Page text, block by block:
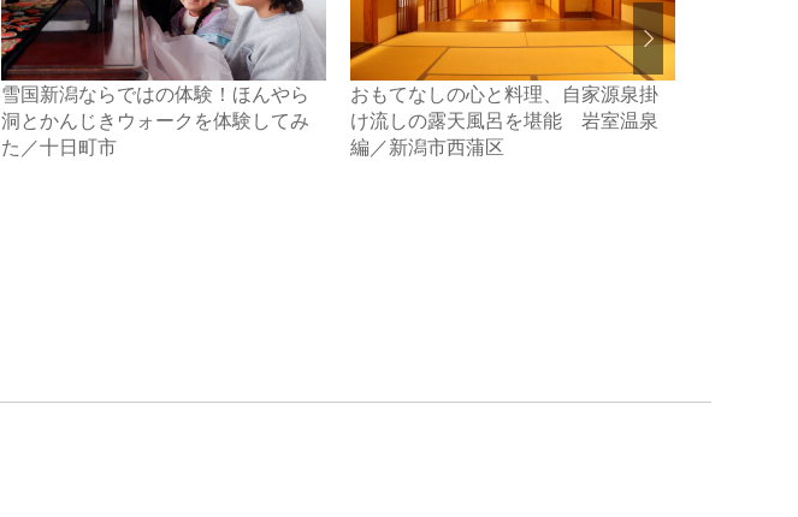
雪国新潟ならではの体験！ほんやら
洞とかんじきウォークを体験してみ
た／十日町市
おもてなしの心と料理、自家源泉掛
け流しの露天風呂を堪能 岩室温泉
編／新潟市西蒲区